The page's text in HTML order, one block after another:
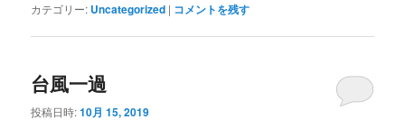
カテゴリー: Uncategorized | コメントを残す
台風一過
投稿日時:10月 15, 2019